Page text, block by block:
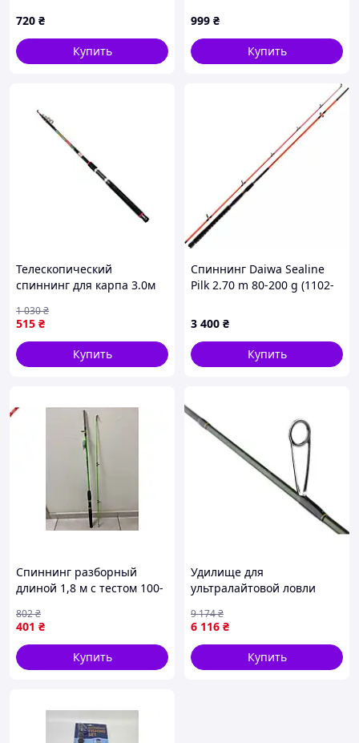
720 ₴
Купить
999 ₴
Купить
Телескопический
спиннинг для карпа 3.0м
515 ₴
1 030₴
Купить
Спиннинг Daiwa Sealine
Pilk 2.70 m 80-200 g (1102-
3 400 ₴
Купить
Спиннинг разборный
длиной 1,8 м с тестом 100-
бренда PRC для рыбалки
401 ₴
802₴
Купить
Удилище для
ультралайтовой ловли
спиннинг для рыбалки на
речке и водоеме BROWN
6 116 ₴
9 174₴
Купить